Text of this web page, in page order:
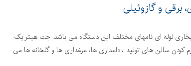
و گازوئیلی
لوله ای نامهای مختلف این دستگاه می باشد. جت هیتر یک
کردن سالن های تولید ، دامداری ها، مرغداری ها و گلخانه ها می